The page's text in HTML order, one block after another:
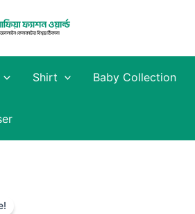
Shirt Baby Collection